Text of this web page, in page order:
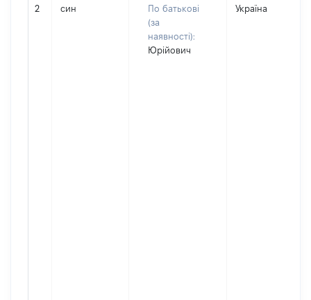
2 син
По батькові
(за
наявності):
Юрійович
Україна